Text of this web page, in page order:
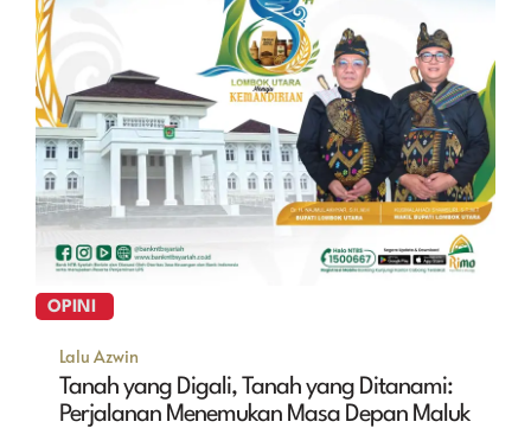
OPINI
Lalu Azwin
Tanah yang Digali, Tanah yang Ditanami:
Perjalanan Menemukan Masa Depan Maluk